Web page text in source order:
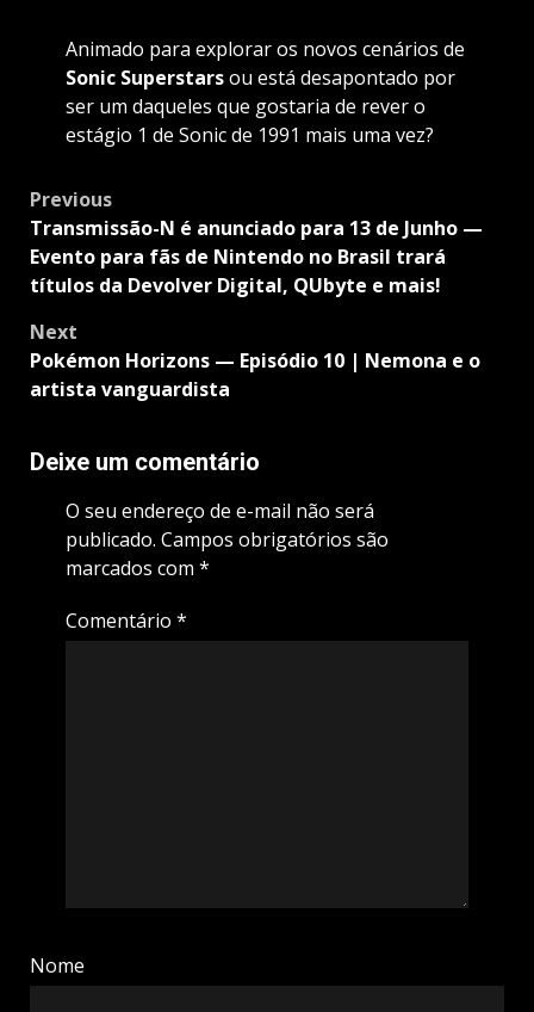
Animado para explorar os novos cenários de
Sonic Superstarsou está desapontado por
ser um daqueles que gostaria de rever o
estágio 1 de Sonic de 1991 mais uma vez?
Post
navigation
Previous
Transmissão-N é anunciado para 13 de Junho —
Evento para fãs de Nintendo no Brasil trará
títulos da Devolver Digital, QUbyte e mais!
Next
Pokémon Horizons — Episódio 10 | Nemona e o
artista vanguardista
Deixe um comentário
O seu endereço de e-mail não será
publicado. Campos obrigatórios são
marcados com *
Comentário *
Nome